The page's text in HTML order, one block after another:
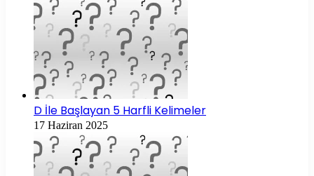
D İle Başlayan 5 Harfli Kelimeler
17 Haziran 2025